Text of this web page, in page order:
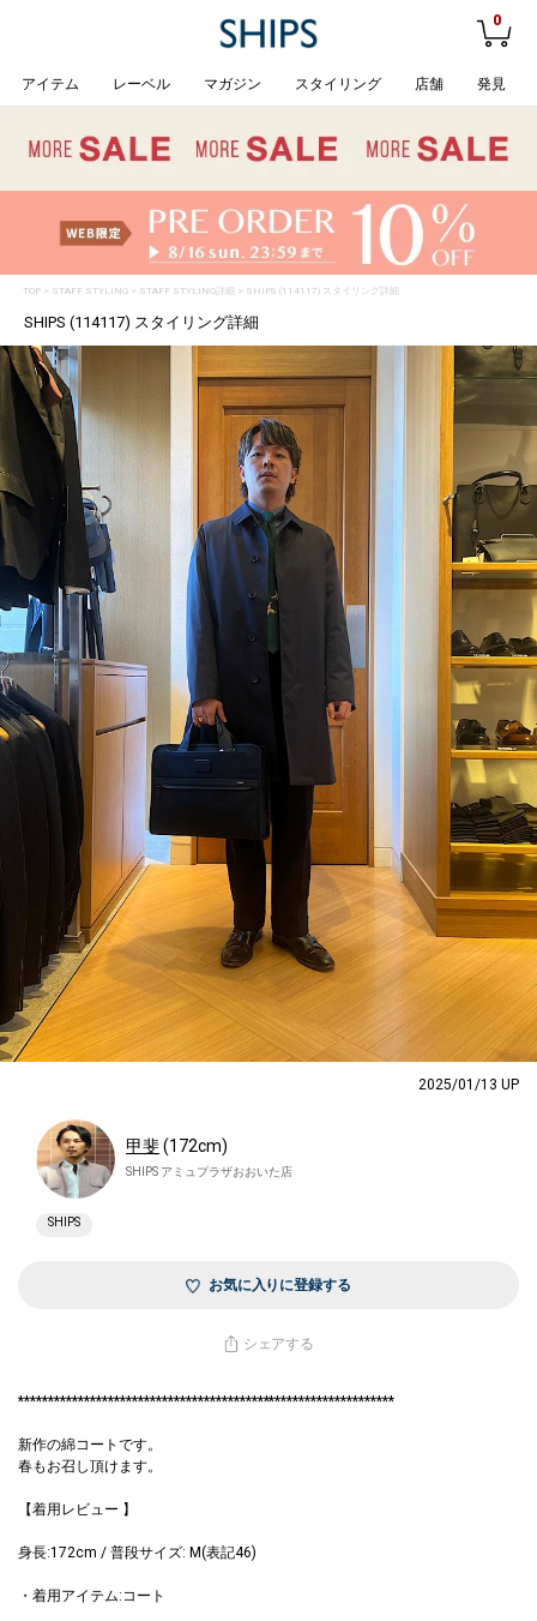
0
アイテム レーベル マガジン スタイリング 店舗 発見
TOP> STAFF STYLING> STAFF STYLING詳細 > SHIPS (114117) スタイリング詳細
SHIPS (114117) スタイリング詳細
2025/01/13 UP
甲斐(172cm)
SHIPS アミュプラザおおいた店
SHIPS
お気に入りに登録する
シェアする
***************************************************************
新作の綿コートです。
春もお召し頂けます。
【着用レビュー 】
身長:172cm / 普段サイズ: M(表記46)
・着用アイテム:コート